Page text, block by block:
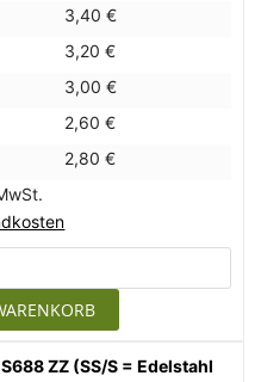
3,40 €
3,20 €
3,00 €
2,60 €
2,80 €
ZZ (SS/S = Edelstahl